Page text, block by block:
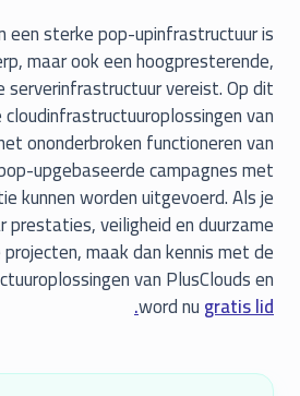
een sterke pop-upinfrastructuur is
maar ook een hoogpresterende,
serverinfrastructuur vereist. Op dit
van
ononderbroken functioneren van
upgebaseerde campagnes met
kunnen worden uitgevoerd. Als je
prestaties, veiligheid en duurzame
maak dan kennis met de
van PlusClouds en
word nugratis lid.